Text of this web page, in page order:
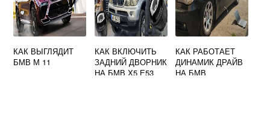
КАК ВЫГЛЯДИТ
БМВ М 11
КАК ВКЛЮЧИТЬ
ЗАДНИЙ ДВОРНИК
НА БМВ Х5 Е53
КАК РАБОТАЕТ
ДИНАМИК ДРАЙВ
НА БМВ